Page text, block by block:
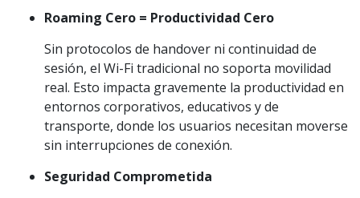
Roaming Cero = Productividad Cero
Sin protocolos de handover ni continuidad de
sesión, el Wi-Fi tradicional no soporta movilidad
real. Esto impacta gravemente la productividad en
entornos corporativos, educativos y de
transporte, donde los usuarios necesitan moverse
sin interrupciones de conexión.
Seguridad Comprometida